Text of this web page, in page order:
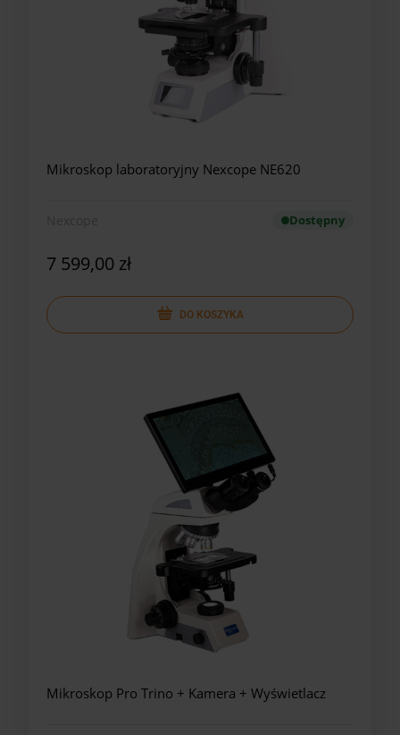
Mikroskop laboratoryjny Nexcope NE620
Dostępny
7 599,00 zł
DO KOSZYKA
Mikroskop Pro Trino + Kamera + Wyświetlacz